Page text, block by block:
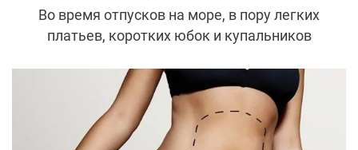
Во время отпусков на море, в пору легких
платьев, коротких юбок и купальников
привлекательно и эффектно. Такое
желание легко исполнимо, если
позаботится о нем заранее и обратиться к
специалистам эстетической медицины